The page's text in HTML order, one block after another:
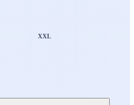
XXL